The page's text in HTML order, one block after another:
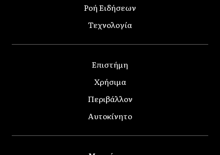
Ροή Ειδήσεων
Τεχνολογία
Επιστήμη
Χρήσιμα
Περιβάλλον
Αυτοκίνητο